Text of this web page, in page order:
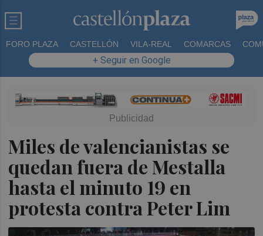
FORO PLAZA CASTELLÓN VILA-REAL COMARCAS
+ Seguir en Google
Miles de valencianistas se
quedan fuera de Mestalla
hasta el minuto 19 en
protesta contra Peter Lim